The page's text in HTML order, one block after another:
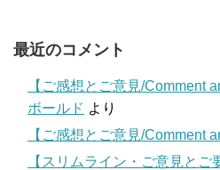
最近のコメント
【ご感想とご意見/Comment
ボールド より
【ご感想とご意見/Comment
【スリムライン・ご意見とご